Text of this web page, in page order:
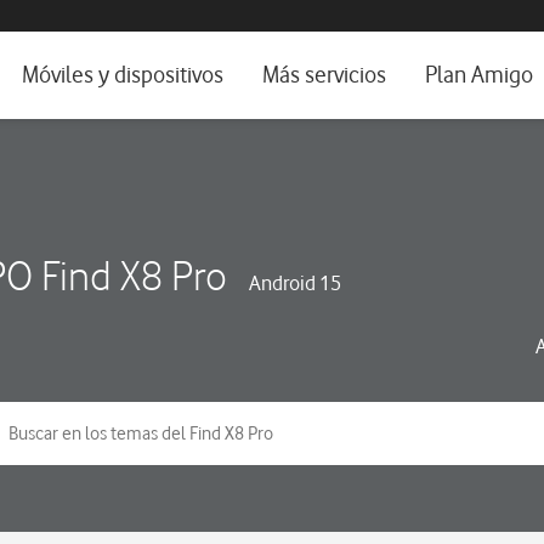
e idioma
Móviles y dispositivos Más servicios Plan Amigo
Find X8 Pro Android 15